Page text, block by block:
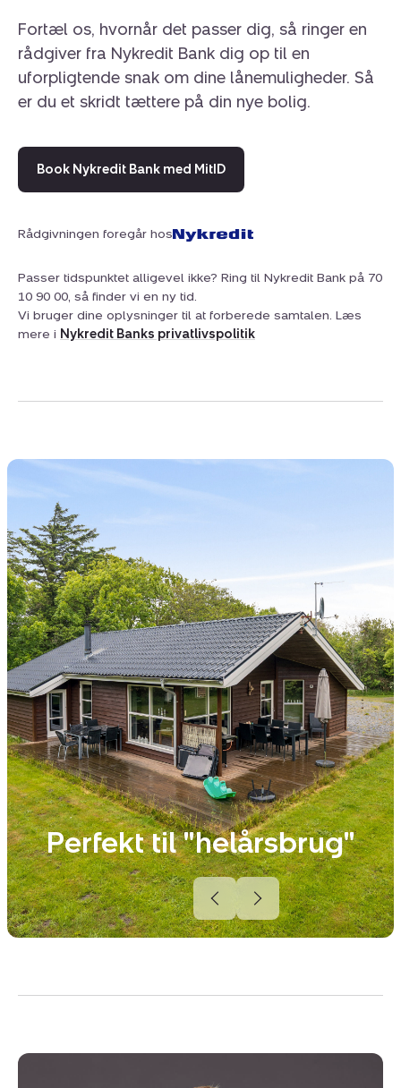
Fortæl os, hvornår det passer dig, så ringer en
rådgiver fra Nykredit Bank dig op til en
uforpligtende snak om dine lånemuligheder. Så
er du et skridt tættere på din nye bolig.
Book Nykredit Bank med MitID
Rådgivningen foregår hos
Passer tidspunktet alligevel ikke? Ring til Nykredit Bank på 70
10 90 00, så finder vi en ny tid.
Vi bruger dine oplysninger til at forberede samtalen. Læs
mere i Nykredit Banks privatlivspolitik
Perfekt til "helårsbrug"